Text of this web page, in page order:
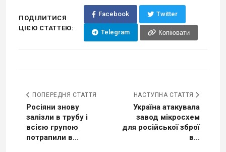
ПОДІЛИТИСЯ
ЦІЄЮ СТАТТЕЮ:
Facebook Twitter
Telegram Копіювати
ПОПЕРЕДНЯ СТАТТЯ
Росіяни знову
залізли в трубу і
всією групою
потрапили в...
НАСТУПНА СТАТТЯ
Україна атакувала
завод мікросхем
для російської зброї
в...